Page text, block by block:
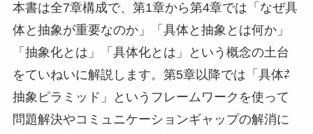
本書は全7章構成で、第1章から第4章では「なぜ具
体と抽象が重要なのか」「具体と抽象とは何か」
「抽象化とは」「具体化とは」という概念の土台
をていねいに解説します。第5章以降では「具体⇄
抽象ピラミッド」というフレームワークを使って
問題解決やコミュニケーションギャップの解消に